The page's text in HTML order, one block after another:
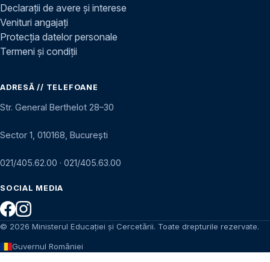
Declarații de avere și interese
Venituri angajați
Protecția datelor personale
Termeni și condiții
ADRESĂ // TELEFOANE
Str. General Berthelot 28–30
Sector 1, 010168, București
021/405.62.00 · 021/405.63.00
SOCIAL MEDIA
© 2026 Ministerul Educației și Cercetării. Toate drepturile rezervate.
Guvernul României